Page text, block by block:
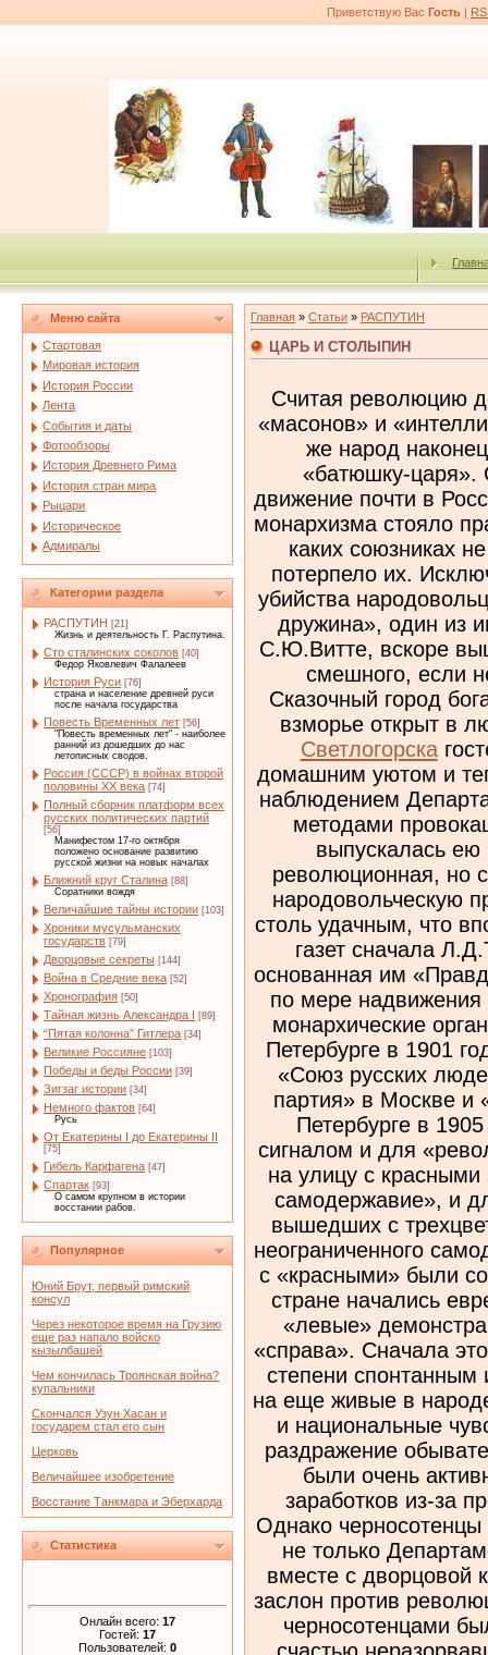
Приветствую Вас Гость |
Меню сайта
Стартовая
Мировая история
История России
Лента
События и даты
Фотообзоры
История Древнего Рима
История стран мира
Рыцари
Историческое
Адмиралы
Категории раздела
РАСПУТИН [21]
Жизнь и деятельность Г. Распутина.
Сто сталинских соколов [40]
Федор Яковлевич Фалалеев
История Руси [76]
страна и население древней руси
после начала государства
Повесть Временных лет [56]
"Повесть временных лет" - наиболее
ранний из дошедших до нас
летописных сводов.
Россия (СССР) в войнах второй
половины XX века [74]
Полный сборник платформ всех
русских политических партий
[56]
Манифестом 17-го октября
положено основание развитию
русской жизни на новых началах
Ближний круг Сталина [88]
Соратники вождя
Величайшие тайны истории [103]
Хроники мусульманских
государств [79]
Дворцовые секреты [144]
Война в Средние века [52]
Хронография [50]
Тайная жизнь Александра I [89]
“Пятая колонна” Гитлера [34]
Великие Россияне [103]
Победы и беды России [39]
Зигзаг истории [34]
Немного фактов [64]
Русь
От Екатерины I до Екатерины II
[75]
Гибель Карфагена [47]
Спартак [93]
О самом крупном в истории
восстании рабов.
Популярное
Юний Брут, первый римский
консул
Через некоторое время на Грузию
еще раз напало войско
кызылбашей
Чем кончилась Троянская война?
купальники
Скончался Узун Хасан и
государем стал его сын
Церковь
Величайшее изобретение
Восстание Танкмара и Эберхарда
Статистика
Онлайн всего: 17
Гостей: 17
Пользователей: 0
Главная » Статьи » РАСПУТИН
ЦАРЬ И СТОЛЫПИН
Считая революцию
«масонов» и
же народ наконец
«батюшку‑царя».
движение почти в
монархизма стояло
каких союзниках
потерпело их.
убийства
дружина», один из
С.Ю.Витте, вскоре
смешного, если
Сказочный город
взморье открыт в
Светлогорскагостеприимно примут и окружат домашним уютом и теплом.Дружина действовала под наблюдением Департамента полиции и пользовалась методами провокации, в частности за границей выпускалась ею газета «Правда» — якобы революционная, но с задачей нарочито утрировать народовольческую программу. Название оказалось столь удачным, что впоследствии его взяли для своих газет сначала Л.Д.Троцкий, а затем В.И.Ленин, основанная им «Правда» выходит до сих пор. Однако, по мере надвижения революции, стали возникать и монархические организации: «Русское собрание» в Петербурге в 1901 году, «Общество хоругвеносцев», «Союз русских людей» и «Русская монархическая партия» в Москве и «Партия правового порядка» в Петербурге в 1905 году. 17 октября послужило сигналом и для «революционеров слева», вышедших на улицу с красными знаменами и лозунгом «Долой самодержавие», и для «революционеров справа», вышедших с трехцветными знаменами и лозунгами неограниченного самодержавия. В Москве для борьбы с «красными» были созданы «черные сотни», по всей стране начались еврейские погромы, нападения на «левые» демонстрации и политические убийства «справа». Сначала это движение было в значительной степени спонтанным и довольно сильным, опираясь на еще живые в народе монархические, православные и национальные чувства, а также на естественное раздражение обывателей забастовками, в частности были очень